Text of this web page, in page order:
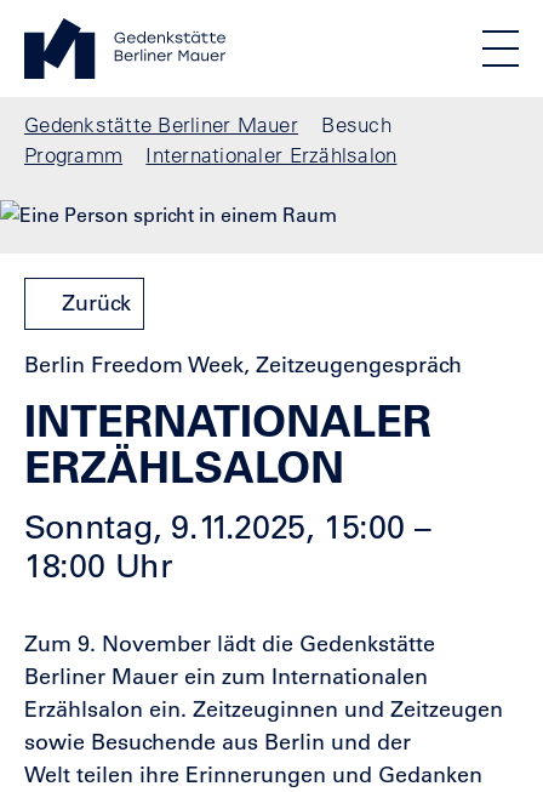
Direkt zum Inhalt
Standortmenu
Show locations
STIFTUNG BERLINER MAUER
Alle Standorte
Gedenkstätte Berliner Mauer Startseite
Pfadnavigation
Gedenkstätte Berliner Mauer
Besuch
Programm
Internationaler Erzählsalon
Zurück
Berlin Freedom Week, Zeitzeugengespräch
INTERNATIONALER
ERZÄHLSALON
Sonntag, 9.11.2025, 15:00 –
18:00 Uhr
Zum 9. November lädt die Gedenkstätte
Berliner Mauer ein zum Internationalen
Erzählsalon ein. Zeitzeuginnen und Zeitzeugen
sowie Besuchende aus Berlin und der
Welt teilen ihre Erinnerungen und Gedanken